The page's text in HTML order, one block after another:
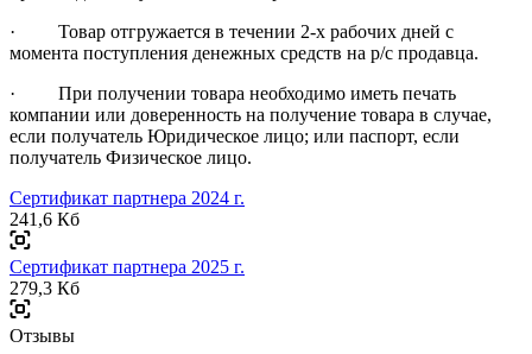
· Товар отгружается в течении 2-х рабочих дней с
момента поступления денежных средств на р/с продавца.
· При получении товара необходимо иметь печать
компании или доверенность на получение товара в случае,
если получатель Юридическое лицо; или паспорт, если
получатель Физическое лицо.
Сертификат партнера 2024 г.
241,6 Кб
Сертификат партнера 2025 г.
279,3 Кб
Отзывы